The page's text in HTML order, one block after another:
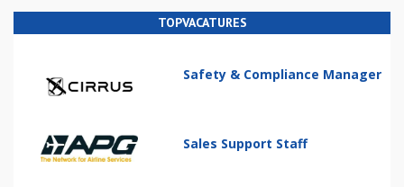
TOPVACATURES
Safety & Compliance Manager
Sales Support Staff